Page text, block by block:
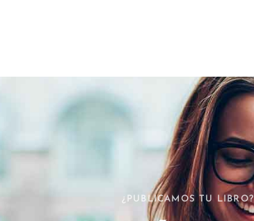
¿PUBLICAMOS TU LIBRO?